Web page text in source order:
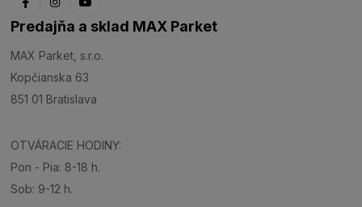
Predajňa a sklad MAX Parket
MAX Parket, s.r.o.
Kopčianska 63
851 01 Bratislava
OTVÁRACIE HODINY:
Pon - Pia: 8-18 h.
Sob: 9-12 h.